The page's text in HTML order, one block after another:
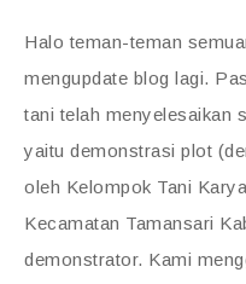
Halo teman-teman
mengupdate blog lagi.
tani telah menyelesaikan
yaitu demonstrasi plot
oleh Kelompok Tani
Kecamatan Tamansari
demonstrator. Kami